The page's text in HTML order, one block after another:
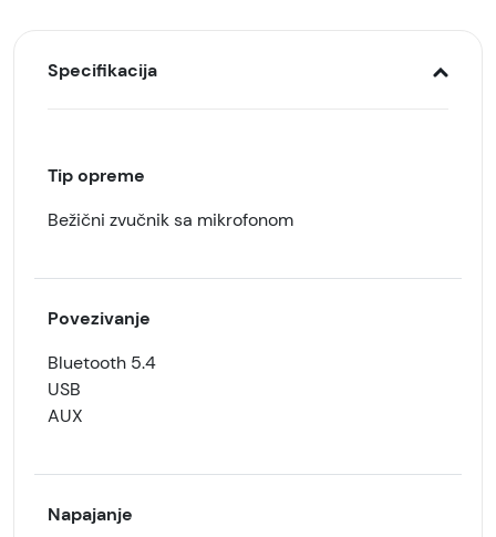
Specifikacija
Tip opreme
Bežični zvučnik sa mikrofonom
Povezivanje
Bluetooth 5.4
USB
AUX
Napajanje